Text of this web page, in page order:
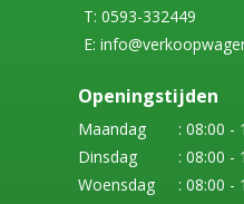
T: 0593-332449
E:
Openingstijden
Maandag
: 08:00 -
Dinsdag
: 08:00 -
Woensdag
: 08:00 -